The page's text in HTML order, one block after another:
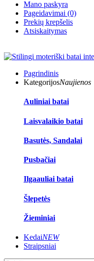
Mano paskyra
Pageidavimai (0)
Prekių krepšelis
Atsiskaitymas
Pagrindinis
KategorijosNaujienos
Auliniai batai
Laisvalaikio batai
Basutės, Sandalai
Pusbačiai
Ilgaauliai batai
Šlepetės
Žieminiai
KedaiNEW
Straipsniai